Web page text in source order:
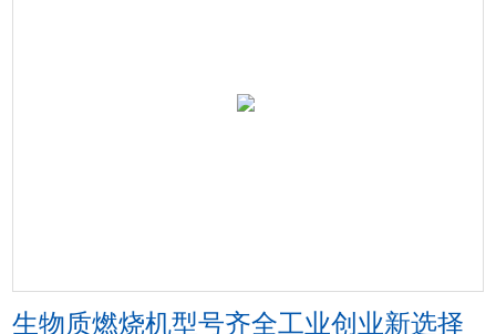
生物质燃烧机型号齐全工业创业新选择